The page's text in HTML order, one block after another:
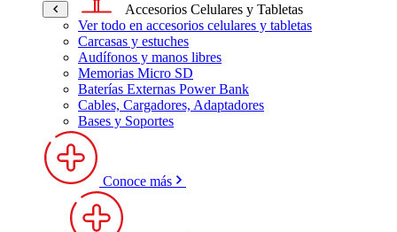
Accesorios Celulares y Tabletas
Ver todo en accesorios celulares y tabletas
Carcasas y estuches
Audífonos y manos libres
Memorias Micro SD
Baterías Externas Power Bank
Cables, Cargadores, Adaptadores
Bases y Soportes
Conoce más